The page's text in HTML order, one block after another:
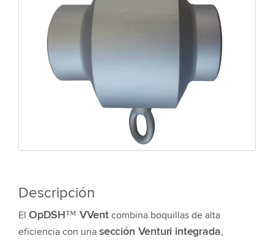
Descripción
El OpDSH™ VVentcombina boquillas de alta
eficiencia con una sección Venturi integrada,